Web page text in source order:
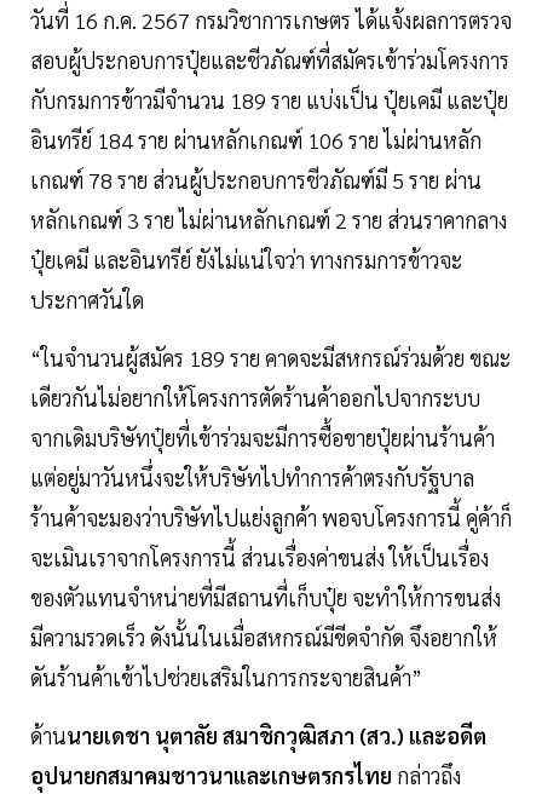
วันที่ 16 ก.ค. 2567 กรมวิชาการเกษตร ได้แจ้งผลการตรวจ
สอบผู้ประกอบการปุ๋ยและชีวภัณฑ์ที่สมัครเข้าร่วมโครงการ
กับกรมการข้าวมีจำนวน 189 ราย แบ่งเป็น ปุ๋ยเคมี และปุ๋ย
อินทรีย์ 184 ราย ผ่านหลักเกณฑ์ 106 ราย ไม่ผ่านหลัก
เกณฑ์ 78 ราย ส่วนผู้ประกอบการชีวภัณฑ์มี 5 ราย ผ่าน
หลักเกณฑ์ 3 ราย ไม่ผ่านหลักเกณฑ์ 2 ราย ส่วนราคากลาง
ปุ๋ยเคมี และอินทรีย์ ยังไม่แน่ใจว่า ทางกรมการข้าวจะ
ประกาศวันใด
“ในจำนวนผู้สมัคร 189 ราย คาดจะมีสหกรณ์ร่วมด้วย ขณะ
เดียวกันไม่อยากให้โครงการตัดร้านค้าออกไปจากระบบ
จากเดิมบริษัทปุ๋ยที่เข้าร่วมจะมีการซื้อขายปุ๋ยผ่านร้านค้า
แต่อยู่มาวันหนึ่งจะให้บริษัทไปทำการค้าตรงกับรัฐบาล
ร้านค้าจะมองว่าบริษัทไปแย่งลูกค้า พอจบโครงการนี้ คู่ค้าก็
จะเมินเราจากโครงการนี้ ส่วนเรื่องค่าขนส่ง ให้เป็นเรื่อง
ของตัวแทนจำหน่ายที่มีสถานที่เก็บปุ๋ย จะทำให้การขนส่ง
มีความรวดเร็ว ดังนั้นในเมื่อสหกรณ์มีขีดจำกัด จึงอยากให้
ดันร้านค้าเข้าไปช่วยเสริมในการกระจายสินค้า”
ด้านนายเดชา นุตาลัย สมาชิกวุฒิสภา (สว.) และอดีต
อุปนายกสมาคมชาวนาและเกษตรกรไทย กล่าวถึง